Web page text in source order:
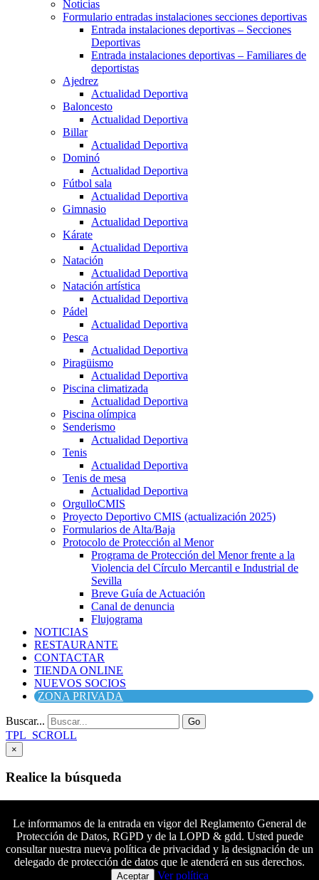
Noticias
Formulario entradas instalaciones secciones deportivas
Entrada instalaciones deportivas – Secciones
Deportivas
Entrada instalaciones deportivas – Familiares de
deportistas
Ajedrez
Actualidad Deportiva
Baloncesto
Actualidad Deportiva
Billar
Actualidad Deportiva
Dominó
Actualidad Deportiva
Fútbol sala
Actualidad Deportiva
Gimnasio
Actualidad Deportiva
Kárate
Actualidad Deportiva
Natación
Actualidad Deportiva
Natación artística
Actualidad Deportiva
Pádel
Actualidad Deportiva
Pesca
Actualidad Deportiva
Piragüismo
Actualidad Deportiva
Piscina climatizada
Actualidad Deportiva
Piscina olímpica
Senderismo
Actualidad Deportiva
Tenis
Actualidad Deportiva
Tenis de mesa
Actualidad Deportiva
OrgulloCMIS
Proyecto Deportivo CMIS (actualización 2025)
Formularios de Alta/Baja
Protocolo de Protección al Menor
Programa de Protección del Menor frente a la
Violencia del Círculo Mercantil e Industrial de
Sevilla
Breve Guía de Actuación
Canal de denuncia
Flujograma
NOTICIAS
RESTAURANTE
CONTACTAR
TIENDA ONLINE
NUEVOS SOCIOS
ZONA PRIVADA
Buscar... Go
TPL_SCROLL
×
Realice la búsqueda
Buscar
Síguenos en Facebook
Síguenos en Twitter
Síguenos en YouTubeColaboradores principales
Le informamos de la entrada en vigor del Reglamento General de
Protección de Datos, RGPD y de la LOPD & gdd. Usted puede
consultar nuestra nueva política de privacidad y la designación de un
delegado de protección de datos que le atenderá en sus derechos.
Aceptar Ver política